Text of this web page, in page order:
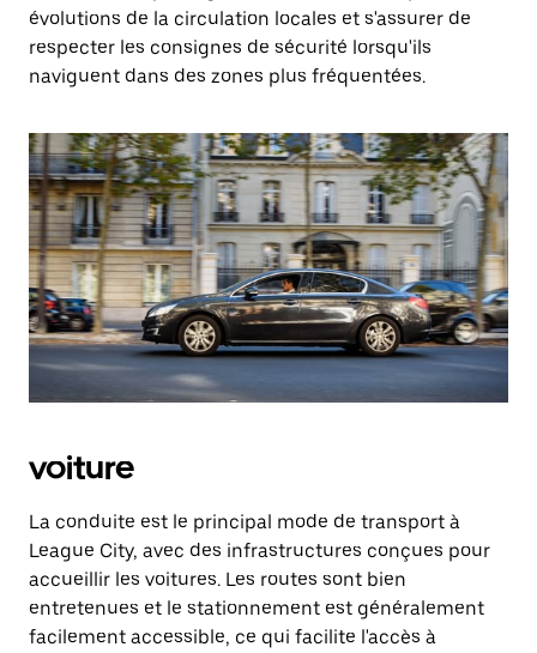
évolutions de la circulation locales et s'assurer de
respecter les consignes de sécurité lorsqu'ils
naviguent dans des zones plus fréquentées.
voiture
La conduite est le principal mode de transport à
League City, avec des infrastructures conçues pour
accueillir les voitures. Les routes sont bien
entretenues et le stationnement est généralement
facilement accessible, ce qui facilite l'accès à